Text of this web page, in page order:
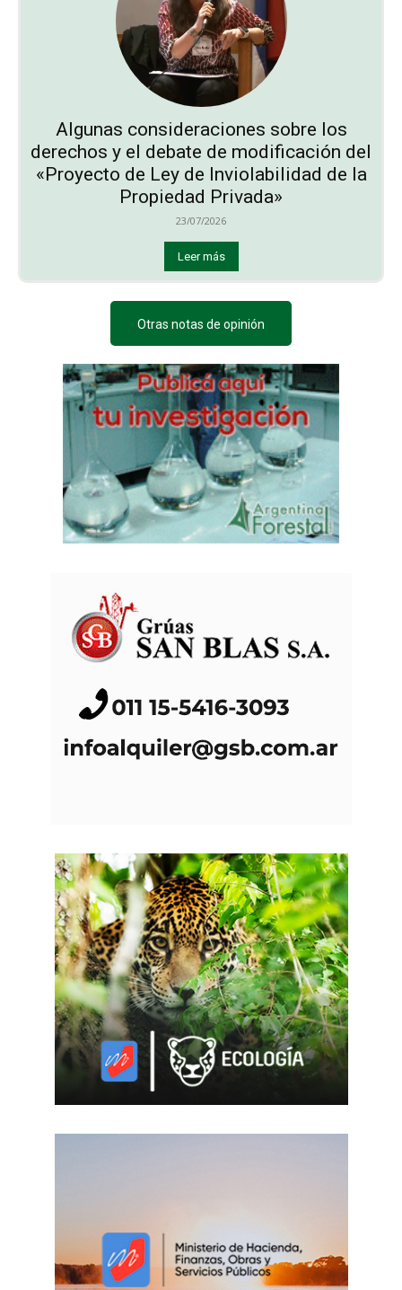
Algunas consideraciones sobre los
derechos y el debate de modificación del
«Proyecto de Ley de Inviolabilidad de la
Propiedad Privada»
23/07/2026
Leer más
Otras notas de opinión